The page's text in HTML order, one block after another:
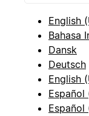
English
Bahasa
Dansk
Deutsch
English
Español
Español